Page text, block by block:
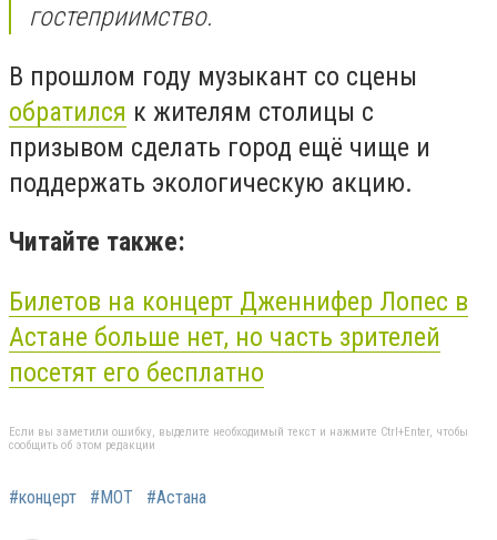
гостеприимство.
В прошлом году музыкант со сцены
обратился к жителям столицы с
призывом сделать город ещё чище и
поддержать экологическую акцию.
Читайте также:
Билетов на концерт Дженнифер Лопес в
Астане больше нет, но часть зрителей
посетят его бесплатно
Если вы заметили ошибку, выделите необходимый текст и нажмите Ctrl+Enter, чтобы
сообщить об этом редакции
#концерт #МОТ #Астана